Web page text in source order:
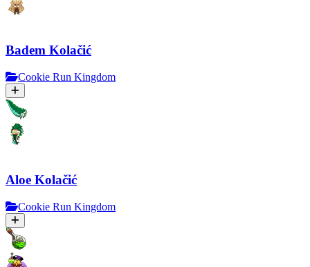
Badem Kolačić
Cookie Run Kingdom
Aloe Kolačić
Cookie Run Kingdom